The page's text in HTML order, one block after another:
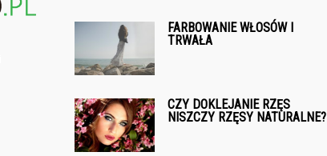
FARBOWANIE WŁOSÓW I
TRWAŁA
CZY DOKLEJANIE RZĘS
NISZCZY RZĘSY NATURALNE?